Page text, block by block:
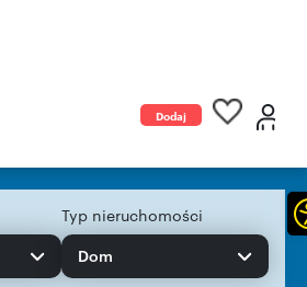
Dodaj
Typ nieruchomości
Dom